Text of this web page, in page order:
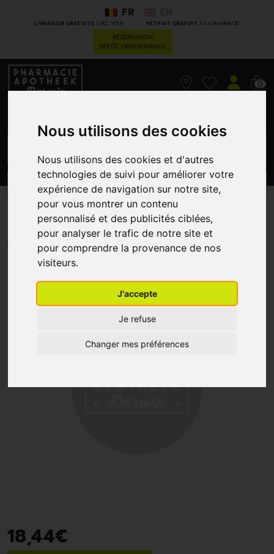
Nous utilisons des cookies
Nous utilisons des cookies et d'autres
technologies de suivi pour améliorer votre
expérience de navigation sur notre site,
pour vous montrer un contenu
personnalisé et des publicités ciblées,
pour analyser le trafic de notre site et
pour comprendre la provenance de nos
visiteurs.
J'accepte
Je refuse
Changer mes préférences
LIVRAISON GRATUITECHEZ VOUS* RETRAIT GRATUIT À LA PHARMACIE*
FR
RÉSERVATION
DÉPÔT ORDONNANCE
0
CATÉGORIES PROMOS
Alvityl Defense Sir 240 Ml
COPHANA - DISTRIBUTION
18,44€